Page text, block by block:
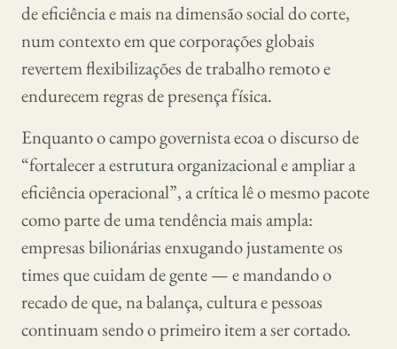
de eficiência e mais na dimensão social do corte,
num contexto em que corporações globais
revertem flexibilizações de trabalho remoto e
endurecem regras de presença física.
Enquanto o campo governista ecoa o discurso de
“fortalecer a estrutura organizacional e ampliar a
eficiência operacional”, a crítica lê o mesmo pacote
como parte de uma tendência mais ampla:
empresas bilionárias enxugando justamente os
times que cuidam de gente — e mandando o
recado de que, na balança, cultura e pessoas
continuam sendo o primeiro item a ser cortado.